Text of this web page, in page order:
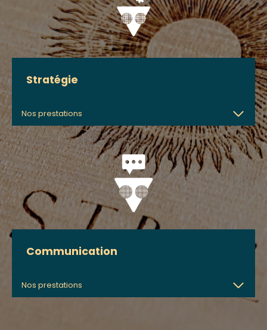
Stratégie
Nos prestations
Communication
Nos prestations